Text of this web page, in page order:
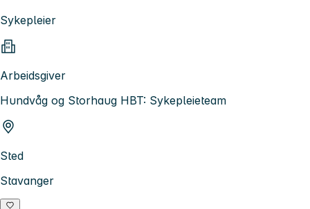
Sykepleier
Arbeidsgiver
Hundvåg og Storhaug HBT: Sykepleieteam
Sted
Stavanger